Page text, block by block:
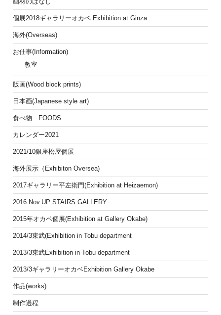
個展2018ギャラリーオカベ Exhibition at Ginza
海外(Overseas)
お仕事(Information)
教室
版画(Wood block prints)
日本画(Japanese style art)
食べ物 FOODS
カレンダー2021
2021/10銀座松屋個展
海外展示（Exhibiton Oversea)
2017ギャラリー平左衛門(Exhibition at Heizaemon)
2016.Nov.UP STAIRS GALLERY
2015年オカベ個展(Exhibition at Gallery Okabe)
2014/3東武(Exhibition in Tobu department
2013/3東武Exhibition in Tobu department
2013/3ギャラリーオカベExhibition Gallery Okabe
作品(works)
制作過程